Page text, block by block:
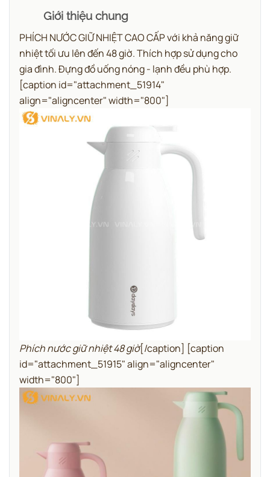
Giới thiệu chung
PHÍCH NƯỚC GIỮ NHIỆT CAO CẤP với khả năng giữ
nhiệt tối ưu lên đến 48 giờ. Thích hợp sử dụng cho
gia đình. Đựng đồ uống nóng - lạnh đều phù hợp.
[caption id="attachment_51914"
align="aligncenter" width="800"]
Phích nước giữ nhiệt 48 giờ[/caption] [caption
id="attachment_51915" align="aligncenter"
width="800"]